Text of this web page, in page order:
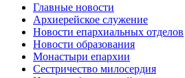
Главные новости
Архиерейское служение
Новости епархиальных отделов
Новости образования
Монастыри епархии
Сестричество милосердия